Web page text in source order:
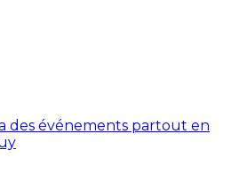
des événements partout en